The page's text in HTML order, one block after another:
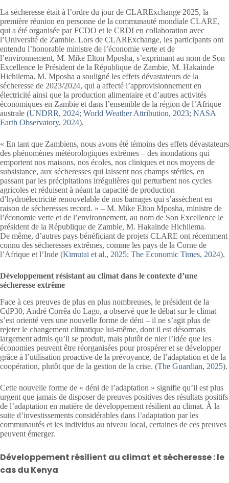
La sécheresse était à l’ordre du jour de CLARExchange 2025, la
première réunion en personne de la communauté mondiale CLARE,
qui a été organisée par FCDO et le CRDI en collaboration avec
l’Université de Zambie. Lors de CLARExchange, les participants ont
entendu l’honorable ministre de l’économie verte et de
l’environnement, M. Mike Elton Mposha, s’exprimant au nom de Son
Excellence le Président de la République de Zambie, M. Hakainde
Hichilema. M. Mposha a souligné les effets dévastateurs de la
sécheresse de 2023/2024, qui a affecté l’approvisionnement en
électricité ainsi que la production alimentaire et d’autres activités
économiques en Zambie et dans l’ensemble de la région de l’Afrique
australe (UNDRR, 2024; World Weather Attribution, 2023; NASA
Earth Observatory, 2024).
« En tant que Zambiens, nous avons été témoins des effets dévastateurs
des phénomènes météorologiques extrêmes – des inondations qui
emportent nos maisons, nos écoles, nos cliniques et nos moyens de
subsistance, aux sécheresses qui laissent nos champs stériles, en
passant par les précipitations irrégulières qui perturbent nos cycles
agricoles et réduisent à néant la capacité de production
d’hydroélectricité renouvelable de nos barrages qui s’assèchent en
raison de sécheresses record. » – M. Mike Elton Mposha, ministre de
l’économie verte et de l’environnement, au nom de Son Excellence le
président de la République de Zambie, M. Hakainde Hichilema.
De même, d’autres pays bénéficiant de projets CLARE ont récemment
connu des sécheresses extrêmes, comme les pays de la Corne de
l’Afrique et l’Inde (Kimutai et al., 2025; The Economic Times, 2024).
Développement résistant au climat dans le contexte d’une
sécheresse extrême
Face à ces preuves de plus en plus nombreuses, le président de la
CdP30, André Corrêa do Lago, a observé que le débat sur le climat
s’est orienté vers une nouvelle forme de déni – il ne s’agit plus de
rejeter le changement climatique lui-même, dont il est désormais
largement admis qu’il se produit, mais plutôt de nier l’idée que les
économies peuvent être réorganisées pour prospérer et se développer
grâce à l’utilisation proactive de la prévoyance, de l’adaptation et de la
coopération, plutôt que de la gestion de la crise. (The Guardian, 2025).
Cette nouvelle forme de « déni de l’adaptation » signifie qu’il est plus
urgent que jamais de disposer de preuves positives des résultats positifs
de l’adaptation en matière de développement résilient au climat. À la
suite d’investissements considérables dans l’adaptation par les
communautés et les individus au niveau local, certaines de ces preuves
peuvent émerger.
Développement résilient au climat et sécheresse : le
cas du Kenya